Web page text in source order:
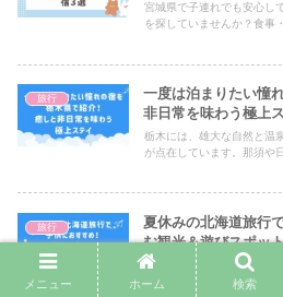
宮城県で子連れでも安心し
を探していませんか？食事
旅行
一度は泊まりたい憧
非日常を味わう極上
栃木には、雄大な自然と温
が点在しています。那須や
旅行
夏休みの北海道旅行
む観光＆遊びスポッ
夏休みの北海道旅行で子供
ポットをご紹介します。夏
メニュー ホーム 検索